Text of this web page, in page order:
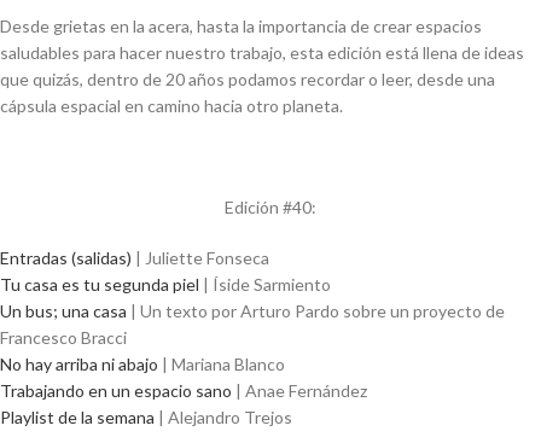
Desde grietas en la acera, hasta la importancia de crear espacios
saludables para hacer nuestro trabajo, esta edición está llena de ideas
que quizás, dentro de 20 años podamos recordar o leer, desde una
cápsula espacial en camino hacia otro planeta.
Edición #40:
Entradas (salidas) | Juliette Fonseca
Tu casa es tu segunda piel | Íside Sarmiento
Un bus; una casa | Un texto por Arturo Pardo sobre un proyecto de
Francesco Bracci
No hay arriba ni abajo | Mariana Blanco
Trabajando en un espacio sano | Anae Fernández
Playlist de la semana | Alejandro Trejos